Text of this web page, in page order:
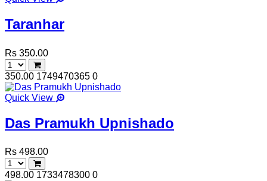
Taranhar
Rs 350.00
350.00 1749470365 0
Quick View
Das Pramukh Upnishado
Rs 498.00
498.00 1733478300 0